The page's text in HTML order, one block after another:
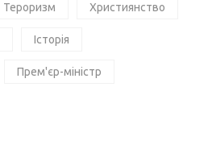
Тероризм Християнство
Історія
Прем'єр-міністр